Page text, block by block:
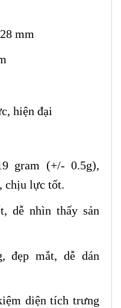
mm
hiện đại
gram (+/- 0.5g),
chịu lực tốt.
dễ nhìn thấy sản
đẹp mắt, dễ dán
diện tích trưng